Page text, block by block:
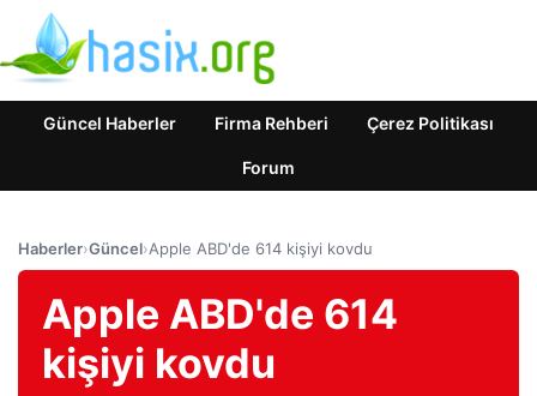
Güncel Haberler Firma Rehberi Çerez Politikası
Forum
Haberler›Güncel›Apple ABD'de 614 kişiyi kovdu
Apple ABD'de 614
kişiyi kovdu